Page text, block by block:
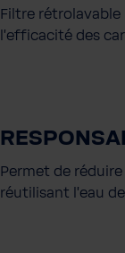
Filtre
l'efficacité des
Permet de
réutilisant l'eau